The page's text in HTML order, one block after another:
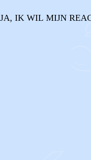
JA, IK WIL MIJN